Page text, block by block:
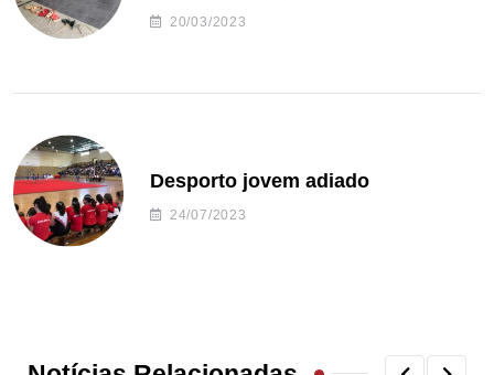
20/03/2023
Desporto jovem adiado
24/07/2023